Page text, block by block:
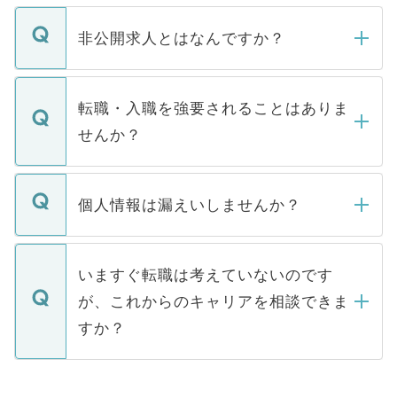
ご登録いただきましたら、弊社担当者がご
登録内容を確認し、その後メールもしくは
ます。通常、5営業日以内にはご連絡をせて
いただきますので、しばらくお待ちくださ
非公開求人とはなんですか？
マイナビDOCTORで取り扱っている求人の
うち約3割は、Webサイトからご覧いただ
けない「非公開求人」です。非公開求人は
下記の理由によって、一般には公開してい
ません。
■応募殺到を避けるため 人気のある医療機
関を公にしてしまうと、応募が殺到する場
に、医療機関が求める条件に合った人材の
みを人材紹介会社に依頼するケースが増え
ています。
転職・入職を強要されることはありま
せんか？
転職・入職を強要することは一切ありませ
ん。また、仮に応募先から内定をいただい
定を承諾する必要はありません。内定先へ
の辞退の連絡はキャリアパートナーが行い
個人情報は漏えいしませんか？
個人情報が漏えいすることはありませんの
で、ご安心ください。当サイトからの登録
などで収集したご登録者様の個人情報は、
ご本人のキャリアアップおよび転職活動の
支援を目的に使用いたします。お預かりし
ているすべての個人データはご本人の許可
いますぐ転職は考えていないのです
が、これからのキャリアを相談できま
すか？